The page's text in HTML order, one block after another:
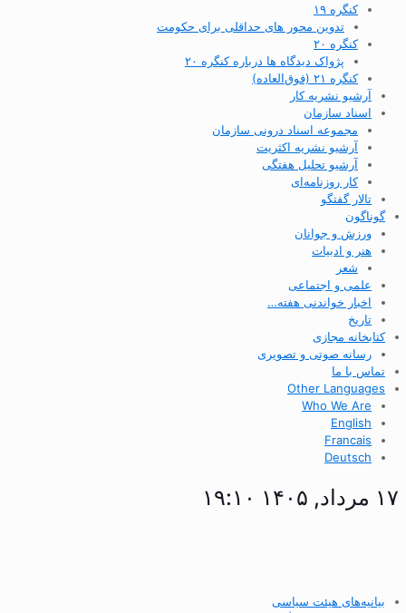
کنگره ۱۹
تدوین محور های حداقلی برای حکومت
کنگره ۲۰
پژواک دیدگاه ها درباره کنگره ۲۰
کنگره ۲۱ (فوق‌العاده)
آرشیو نشریه کار
اسناد سازمان
مجموعه اسناد درونی سازمان
آرشیو نشریه اکثریت
آرشیو تحلیل هفتگی
کار روزنامه‌ای
تالار گفتگو
گوناگون
ورزش و جوانان
هنر و ادبیات
شعر
علمی و اجتماعی
اخبار خواندنی هفته…
تاریخ
کتابخانه مجازی
رسانه صوتی و تصویری
تماس با ما
Other Languages
Who We Are
English
Francais
Deutsch
۱۷ مرداد, ۱۴۰۵ ۱۹:۱۰
بیانیه‌های هیئت سیاسی